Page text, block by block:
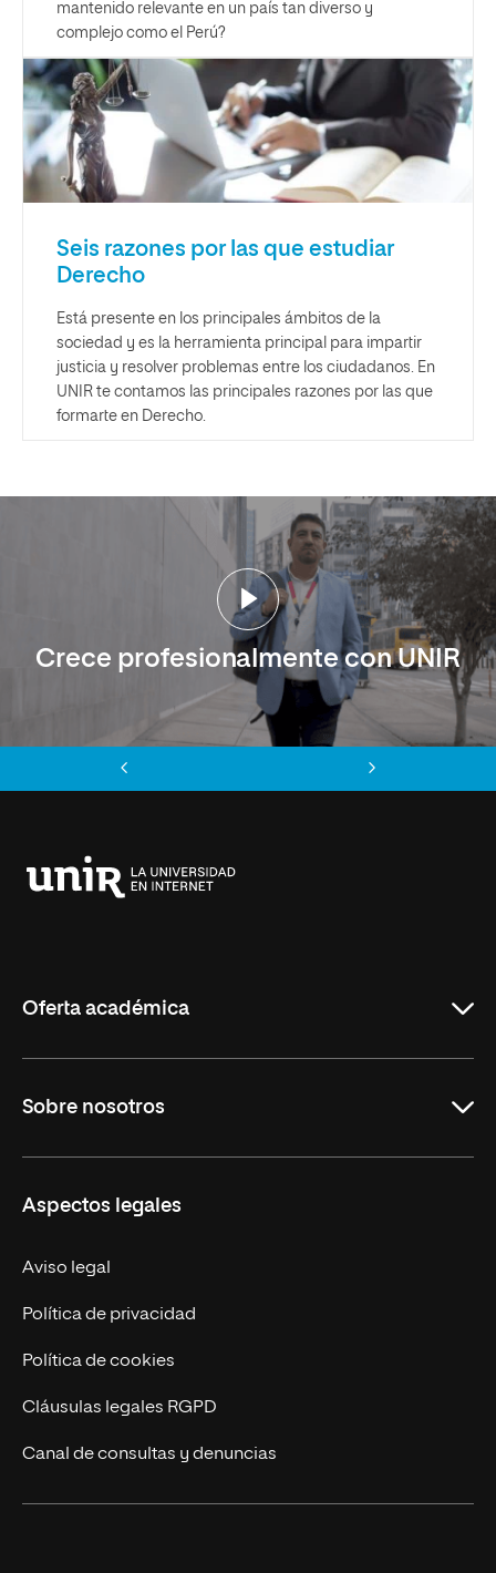
mantenido relevante en un país tan diverso y
complejo como el Perú?
Seis razones por las que estudiar
Derecho
Está presente en los principales ámbitos de la
sociedad y es la herramienta principal para impartir
justicia y resolver problemas entre los ciudadanos. En
UNIR te contamos las principales razones por las que
formarte en Derecho.
Crece profesionalmente con UNIR
Oferta académica
Maestrías
Sobre nosotros
Trabaja en UNIR
Actualidad UNIR
Contáctanos
Aspectos legales
Aviso legal
Política de privacidad
Política de cookies
Cláusulas legales RGPD
Canal de consultas y denuncias